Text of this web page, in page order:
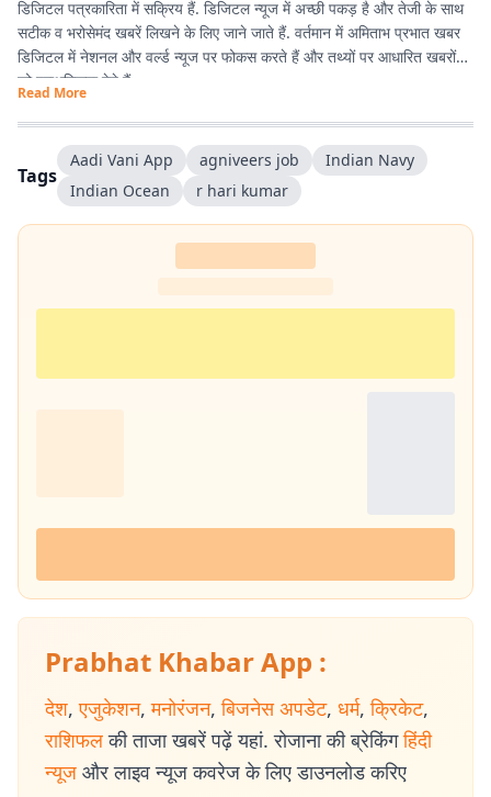
डिजिटल पत्रकारिता में सक्रिय हैं. डिजिटल न्यूज में अच्छी पकड़ है और तेजी के साथ
सटीक व भरोसेमंद खबरें लिखने के लिए जाने जाते हैं. वर्तमान में अमिताभ प्रभात खबर
डिजिटल में नेशनल और वर्ल्ड न्यूज पर फोकस करते हैं और तथ्यों पर आधारित खबरों
को प्राथमिकता देते हैं.
अमिताभ 1 अप्रैल 2011 से प्रभात खबर से जुड़े और शुरुआत से ही डिजिटल
पत्रकारिता में सक्रिय रहे. खबरों को आसान, रोचक और आम लोगों की भाषा में पेश
करना इनकी खासियत है. डिजिटल के साथ-साथ प्रिंट के लिए भी कई अहम रिपोर्ट कीं.
खासकर ‘पंचायतनामा’ के लिए गांवों में जाकर की गई ग्रामीण रिपोर्टिंग करियर का यादगार
अनुभव है.
प्रभात खबर से जुड़ने के बाद कई बड़े चुनाव कवर करने का अनुभव मिला. 2014,
Read More
Tags
Aadi Vani App agniveers job
Indian Navy
Indian Ocean
r hari kumar
Prabhat Khabar App :
देश, एजुकेशन, मनोरंजन, बिजनेस अपडेट, धर्म, क्रिकेट,
राशिफल की ताजा खबरें पढ़ें यहां. रोजाना की ब्रेकिंग हिंदी
न्यूज और लाइव न्यूज कवरेज के लिए डाउनलोड करिए